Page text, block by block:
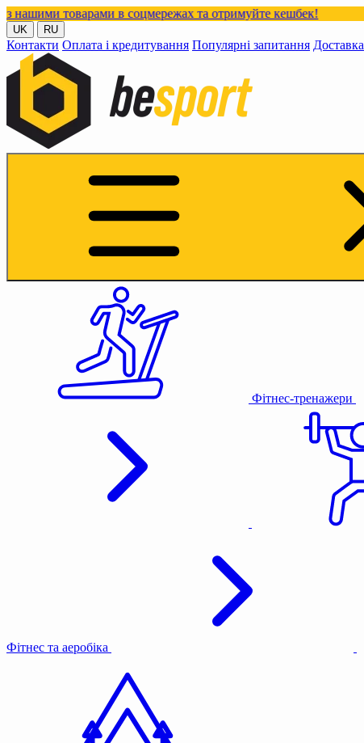
в соцмережах та отримуйте кешбек!
UK RU
Контакти Оплата і кредитування Популярні запитання Доставка
Фітнес-тренажери
Фітнес та аеробіка